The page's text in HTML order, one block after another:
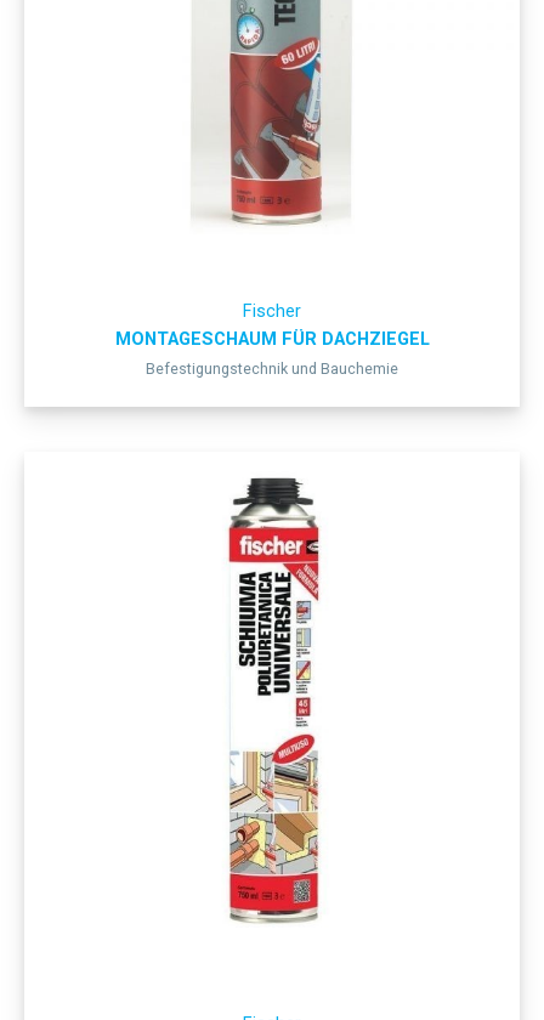
Fischer
MONTAGESCHAUM FÜR DACHZIEGEL
Befestigungstechnik und Bauchemie